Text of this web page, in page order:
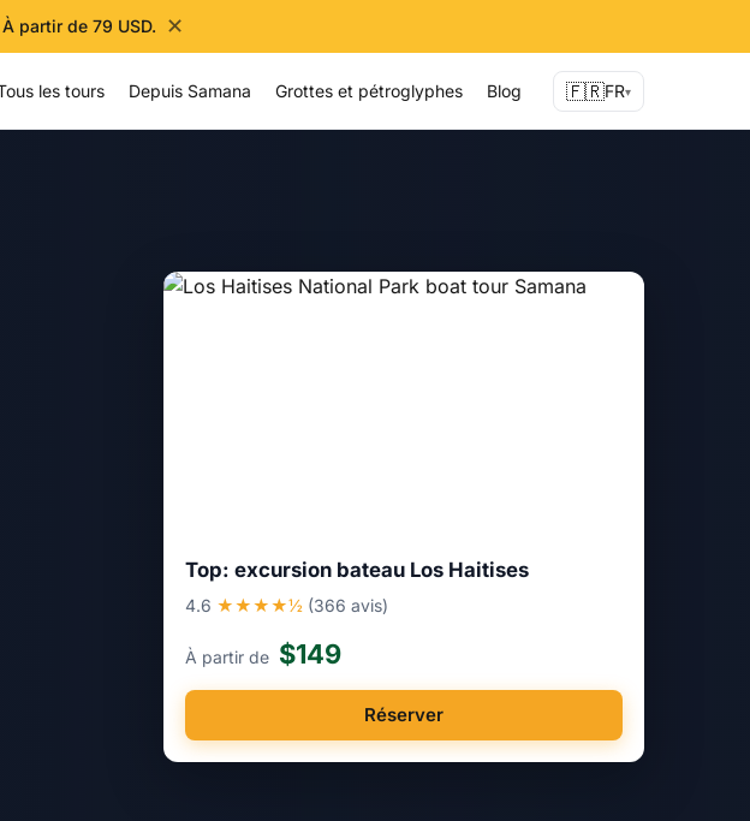
partir de 79 USD. ✕
les tours Depuis Samana Grottes et pétroglyphes Blog 🇫🇷FR▾
Top: excursion bateau Los Haitises
4.6 ★★★★½ (366 avis)
À partir de $149
Réserver